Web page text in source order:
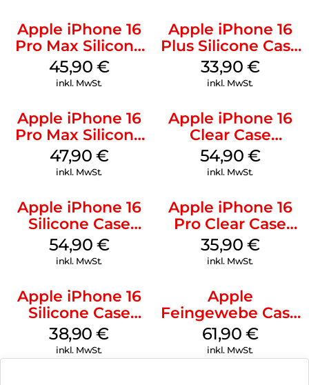
Apple iPhone 16
Pro Max Silicone
Case MagSafe
Ultramarine
45,90 €
inkl. MwSt.
Apple iPhone 16
Plus Silicone Case
MagSafe Lake
Green
33,90 €
inkl. MwSt.
Apple iPhone 16
Pro Max Silicone
Case MagSafe
Black
47,90 €
inkl. MwSt.
Apple iPhone 16
Clear Case
MagSafe
Transparent
54,90 €
inkl. MwSt.
Apple iPhone 16
Silicone Case
MagSafe Black
54,90 €
inkl. MwSt.
Apple iPhone 16
Pro Clear Case
MagSafe
Transparent
35,90 €
inkl. MwSt.
Apple iPhone 16
Silicone Case
MagSafe
Ultramarine
38,90€
inkl. MwSt.
Apple
Feingewebe Case
iPhone 15 Pro
MagSafe Schwarz
61,90 €
inkl. MwSt.